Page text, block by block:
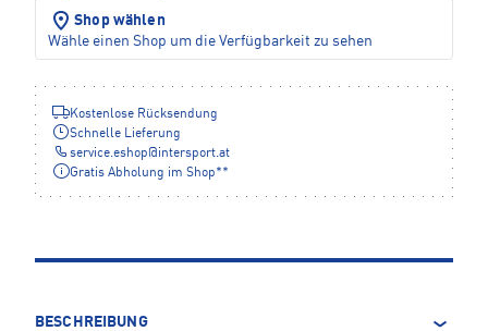
Shop wählen
Wähle einen Shop um die Verfügbarkeit zu sehen
Kostenlose Rücksendung
Schnelle Lieferung
service.eshop@intersport.at
Gratis Abholung im Shop**
BESCHREIBUNG